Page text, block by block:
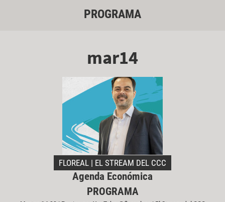
PROGRAMA
mar14
FLOREAL | EL STREAM DEL CCC
Agenda Económica
PROGRAMA